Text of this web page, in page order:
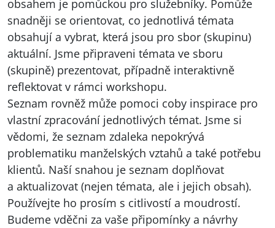
obsahem je pomůckou pro služebníky. Pomůže
snadněji se orientovat, co jednotlivá témata
obsahují a vybrat, která jsou pro sbor (skupinu)
aktuální. Jsme připraveni témata ve sboru
(skupině) prezentovat, případně interaktivně
reflektovat v rámci workshopu.
Seznam rovněž může pomoci coby inspirace pro
vlastní zpracování jednotlivých témat. Jsme si
vědomi, že seznam zdaleka nepokrývá
problematiku manželských vztahů a také potřebu
klientů. Naší snahou je seznam doplňovat
a aktualizovat (nejen témata, ale i jejich obsah).
Používejte ho prosím s citlivostí a moudrostí.
Budeme vděčni za vaše připomínky a návrhy